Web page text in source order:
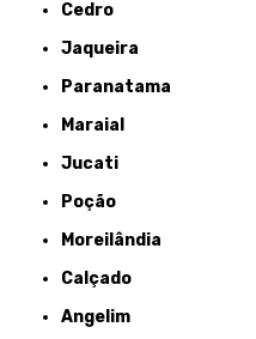
Cedro
Jaqueira
Paranatama
Maraial
Jucati
Poção
Moreilândia
Calçado
Angelim